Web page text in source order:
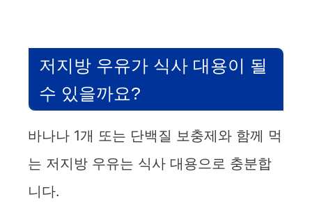
저지방 우유가 식사 대용이 될
수 있을까요?
바나나 1개 또는 단백질 보충제와 함께 먹
는 저지방 우유는 식사 대용으로 충분합
니다.